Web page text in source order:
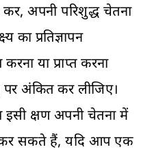
अपनी परिशुद्ध चेतना
का प्रतिज्ञापन
या प्राप्त करना
अंकित कर लीजिए।
क्षण अपनी चेतना में
कर सकते हैं, यदि आप एक